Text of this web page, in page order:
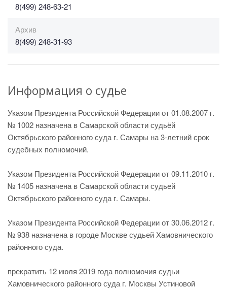
8(499) 248-63-21
Архив
8(499) 248-31-93
Информация о судье
Указом Президента Российской Федерации от 01.08.2007 г.
№ 1002 назначена в Самарской области судьёй
Октябрьского районного суда г. Самары на 3-летний срок
судебных полномочий.
Указом Президента Российской Федерации от 09.11.2010 г.
№ 1405 назначена в Самарской области судьей
Октябрьского районного суда г. Самары.
Указом Президента Российской Федерации от 30.06.2012 г.
№ 938 назначена в городе Москве судьей Хамовнического
районного суда.
прекратить 12 июля 2019 года полномочия судьи
Хамовнического районного суда г. Москвы Устиновой